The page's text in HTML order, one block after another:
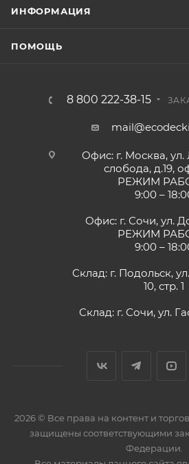
ИНФОРМАЦИЯ
ПОМОЩЬ
8 800 222-38-15
Офис: г. Москва,
слобода, д.19,
РЕЖИМ
9:00 –
Офис: г. Сочи, ул.
РЕЖИМ
9:00 –
Склад: г. Подольск,
10, стр. 1
Склад: г. Сочи, ул.
2026 © Все права на контент и
защищены соответствующими
Федерации.